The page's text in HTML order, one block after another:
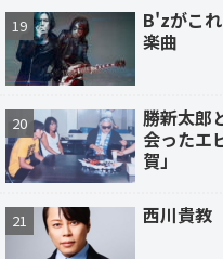
B'zがこ
楽曲
勝新太郎
会ったエ
賀」
西川貴教